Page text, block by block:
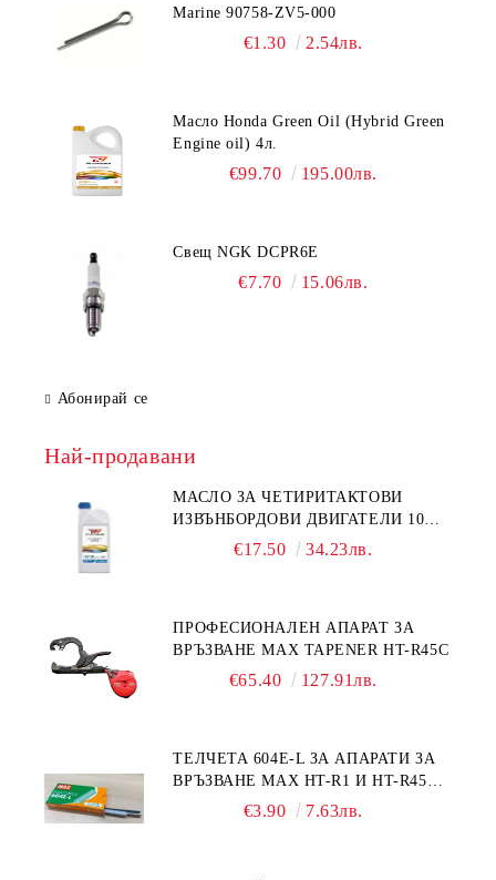
Marine 90758-ZV5-000
€1.30 2.54лв.
Масло Honda Green Oil (Hybrid Green
Engine oil) 4л.
€99.70 195.00лв.
Свещ NGK DCPR6E
€7.70 15.06лв.
Абонирай се
Най-продавани
МАСЛО ЗА ЧЕТИРИТАКТОВИ
ИЗВЪНБОРДОВИ ДВИГАТЕЛИ 10W-
30 HONDA MARINE 08221-999-
€17.50 34.23лв.
ПРОФЕСИОНАЛЕН АПАРАТ ЗА
ВРЪЗВАНЕ MAX TAPENER HT-R45C
€65.40 127.91лв.
ТЕЛЧЕТА 604E-L ЗА АПАРАТИ ЗА
ВРЪЗВАНЕ MAX HT-R1 И HT-R45C
€3.90 7.63лв.